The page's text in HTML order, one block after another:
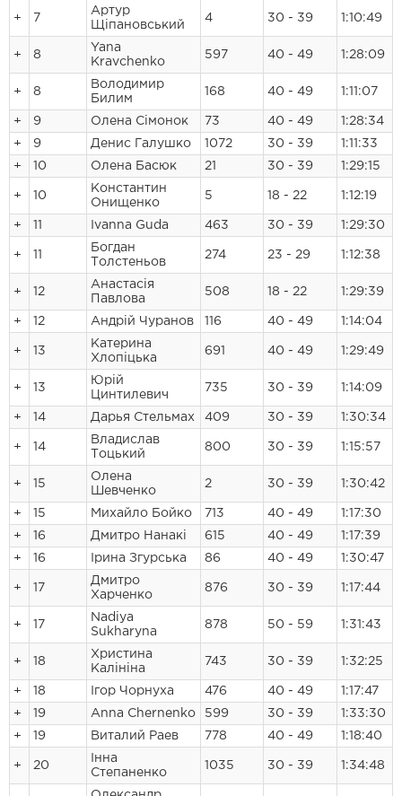
+ 7
Артур
Щіпановський
4 30 - 39 1:10:49
+ 8
Yana
Kravchenko
597 40 - 49 1:28:09
+ 8
Володимир
Билим
168 40 - 49 1:11:07
+ 9 Олена Сімонок 73 40 - 49 1:28:34
+ 9 Денис Галушко 1072 30 - 39 1:11:33
+ 10 Олена Басюк 21 30 - 39 1:29:15
+ 10
Константин
Онищенко
5 18 - 22 1:12:19
+ 11 Ivanna Guda 463 30 - 39 1:29:30
+ 11
Богдан
Толстеньов
274 23 - 29 1:12:38
+ 12
Анастасія
Павлова
508 18 - 22 1:29:39
+ 12 Андрій Чуранов 116 40 - 49 1:14:04
+ 13
Катерина
Хлопіцька
691 40 - 49 1:29:49
+ 13
Юрій
Цинтилевич
735 30 - 39 1:14:09
+ 14 Дарья Стельмах 409 30 - 39 1:30:34
+ 14
Владислав
Тоцький
800 30 - 39 1:15:57
+ 15
Олена
Шевченко
2 30 - 39 1:30:42
+ 15 Михайло Бойко 713 40 - 49 1:17:30
+ 16 Дмитро Нанакі 615 40 - 49 1:17:39
+ 16 Ірина Згурська 86 40 - 49 1:30:47
+ 17
Дмитро
Харченко
876 30 - 39 1:17:44
+ 17
Nadiya
Sukharyna
878 50 - 59 1:31:43
+ 18
Христина
Калiнiна
743 30 - 39 1:32:25
+ 18 Ігор Чорнуха 476 40 - 49 1:17:47
+ 19 Anna Chernenko 599 30 - 39 1:33:30
+ 19 Виталий Раев 778 40 - 49 1:18:40
+ 20
Інна
Степаненко
1035 30 - 39 1:34:48